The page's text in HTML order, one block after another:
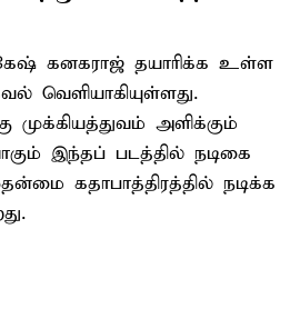
கனகராஜ் தயாரிக்க உள்ள
வெளியாகியுள்ளது.
முக்கியத்துவம் அளிக்கும்
இந்தப் படத்தில் நடிகை
கதாபாத்திரத்தில் நடிக்க